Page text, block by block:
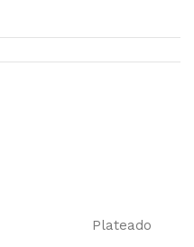
Plateado